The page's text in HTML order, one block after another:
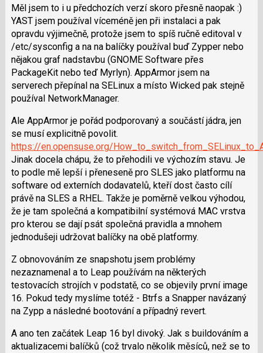
i
klávesy
N
pro
následující
a
P
pro
nový
názor
Měl jsem to i u předchozích verzí skoro přesně naopak :)
YAST jsem používal víceméně jen při instalaci a pak
opravdu výjimečně, protože jsem to spíš ručně editoval v
/etc/sysconfig a na na balíčky používal buď Zypper nebo
nějakou graf nadstavbu (GNOME Software přes
PackageKit nebo teď Myrlyn). AppArmor jsem na
serverech přepínal na SELinux a místo Wicked pak stejně
používal NetworkManager.
Ale AppArmor je pořád podporovaný a součástí jádra, jen
se musí explicitně povolit.
https://en.opensuse.org/
Jinak docela chápu, že to přehodili ve výchozím stavu. Je
to podle mě lepší i přeneseně pro SLES jako platformu na
software od externích dodavatelů, kteří dost často cílí
právě na SLES a RHEL. Takže je poměrně velkou výhodou,
že je tam společná a kompatibilní systémová MAC vrstva
pro kterou se dají psát společná pravidla a mnohem
jednodušeji udržovat balíčky na obě platformy.
Z obnovováním ze snapshotu jsem problémy
nezaznamenal a to Leap používám na některých
testovacích strojích v podstatě, co se objevily první image
16. Pokud tedy myslíme totéž - Btrfs a Snapper navázaný
na Zypp a následné bootování a případný revert.
A ano ten začátek Leap 16 byl divoký. Jak s buildováním a
aktualizacemi balíčků (což trvalo několik měsíců, než se to